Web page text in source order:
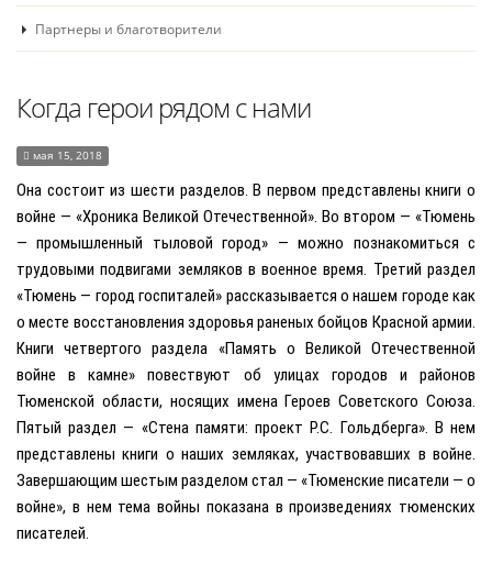
Партнеры и благотворители
Когда герои рядом с нами
мая 15, 2018
Она состоит из шести разделов. В первом представлены книги о
войне — «Хроника Великой Отечественной». Во втором — «Тюмень
— промышленный тыловой город» — можно познакомиться с
трудовыми подвигами земляков в военное время. Третий раздел
«Тюмень — город госпиталей» рассказывается о нашем городе как
о месте восстановления здоровья раненых бойцов Красной армии.
Книги четвертого раздела «Память о Великой Отечественной
войне в камне» повествуют об улицах городов и районов
Тюменской области, носящих имена Героев Советского Союза.
Пятый раздел — «Стена памяти: проект Р.С. Гольдберга». В нем
представлены книги о наших земляках, участвовавших в войне.
Завершающим шестым разделом стал — «Тюменские писатели — о
войне», в нем тема войны показана в произведениях тюменских
писателей.